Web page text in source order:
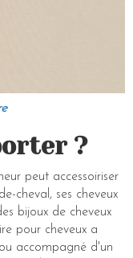
?
peut accessoiriser
cheval, ses cheveux
bijoux de cheveux
pour cheveux a
accompagné d'un